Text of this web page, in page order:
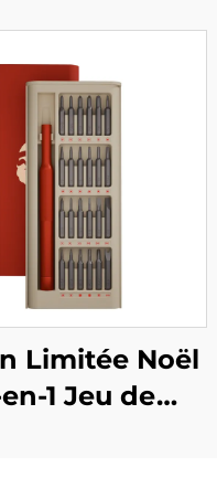
Limitée Noël
1 Jeu de